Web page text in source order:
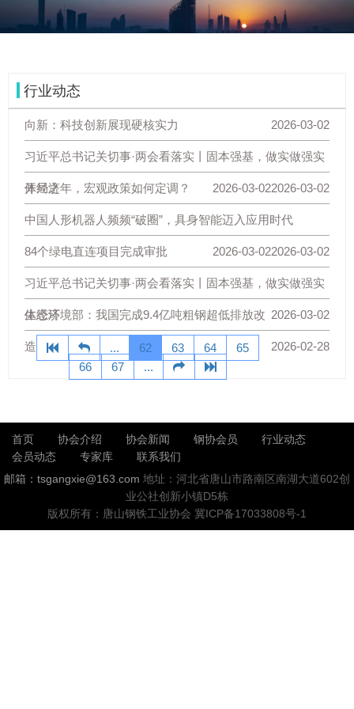
行业动态
向新：科技创新展现硬核实力 2026-03-02
习近平总书记关切事·两会看落实丨固本强基，做实做强实
体经济 2026-03-02
开局之年，宏观政策如何定调？ 2026-03-02
中国人形机器人频频“破圈”，具身智能迈入应用时代
2026-03-02
84个绿电直连项目完成审批 2026-03-02
习近平总书记关切事·两会看落实丨固本强基，做实做强实
体经济 2026-03-02
生态环境部：我国完成9.4亿吨粗钢超低排放改
造 2026-02-28
... 62 63 64
65
66
67 ...
首页 协会介绍 协会新闻 钢协会员
行业动态
会员动态
专家库
联系我们
邮箱：tsgangxie@163.com 地址：河北省唐山市路南区南湖大道602创
业公社创新小镇D5栋
版权所有：唐山钢铁工业协会 冀ICP备17033808号-1